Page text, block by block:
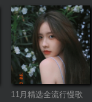
11月精选全流行慢歌